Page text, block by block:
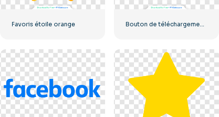
Favoris étoile orange Bouton de téléchargement noir avec icône de signe rouge